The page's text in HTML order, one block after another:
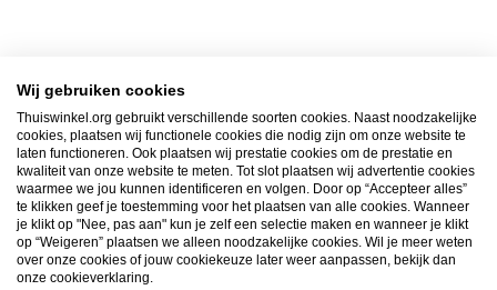
Wij gebruiken cookies
Thuiswinkel.org gebruikt verschillende soorten cookies. Naast noodzakelijke
cookies, plaatsen wij functionele cookies die nodig zijn om onze website te
laten functioneren. Ook plaatsen wij prestatie cookies om de prestatie en
kwaliteit van onze website te meten. Tot slot plaatsen wij advertentie cookies
waarmee we jou kunnen identificeren en volgen. Door op “Accepteer alles”
te klikken geef je toestemming voor het plaatsen van alle cookies. Wanneer
je klikt op "Nee, pas aan" kun je zelf een selectie maken en wanneer je klikt
op “Weigeren” plaatsen we alleen noodzakelijke cookies. Wil je meer weten
over onze cookies of jouw cookiekeuze later weer aanpassen, bekijk dan
onze cookieverklaring.